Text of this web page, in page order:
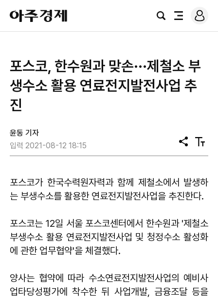
아
주
경
검
전
로
그
포스코, 한수원과 맞손···제철소 부
생수소 활용 연료전지발전사업 추
진
윤동 기자
입력 2021-08-12 18:15
공
유
텍
스
기
포스코가 한국수력원자력과 함께 제철소에서 발생하
는 부생수소를 활용한 연료전지발전사업을 추진한다.
포스코는 12일 서울 포스코센터에서 한수원과 '제철소
부생수소 활용 연료전지발전사업 및 청정수소 활성화
에 관한 업무협약'을 체결했다.
양사는 협약에 따라 수소연료전지발전사업의 예비사
업타당성평가에 착수한 뒤 사업개발, 금융조달 등을